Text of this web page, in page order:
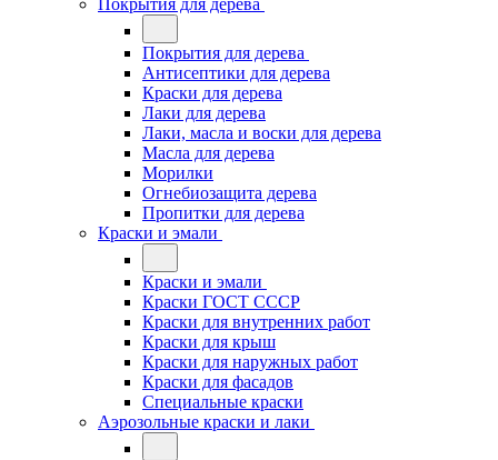
Покрытия для дерева
Покрытия для дерева
Антисептики для дерева
Краски для дерева
Лаки для дерева
Лаки, масла и воски для дерева
Масла для дерева
Морилки
Огнебиозащита дерева
Пропитки для дерева
Краски и эмали
Краски и эмали
Краски ГОСТ СССР
Краски для внутренних работ
Краски для крыш
Краски для наружных работ
Краски для фасадов
Специальные краски
Аэрозольные краски и лаки